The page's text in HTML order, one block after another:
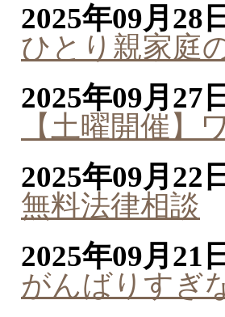
2025年09月28日
ひとり親家庭
2025年09月27
【土曜開催】
2025年09月22日
無料法律相談
2025年09月21日
がんばりすぎ